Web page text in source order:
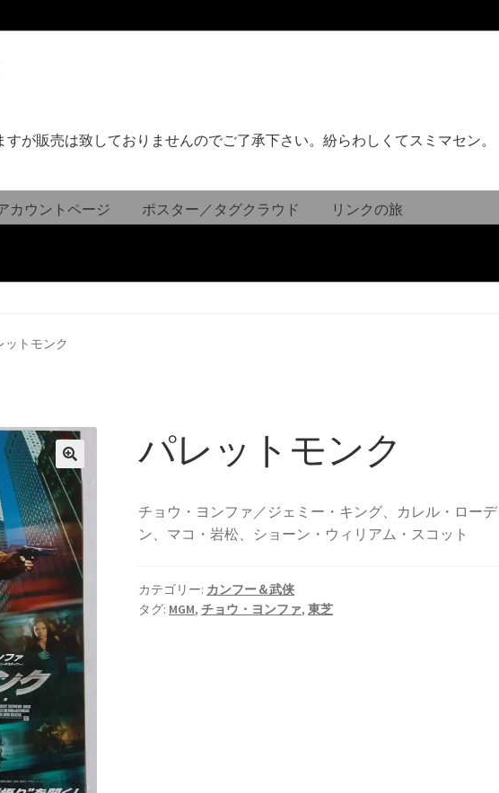
すが販売は致しておりませんのでご了承下さい。紛らわしくてスミマセン。
カウントページ ポスター／タグクラウド リンクの旅
ットモンク
パレットモンク
チョウ・ヨンファ／ジェミー・キング、カレル・ローデ
ン、マコ・岩松、ショーン・ウィリアム・スコット
カテゴリー: カンフー＆武侠
タグ: MGM,チョウ・ヨンファ,東芝